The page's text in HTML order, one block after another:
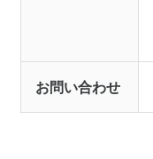
お問い合わせ